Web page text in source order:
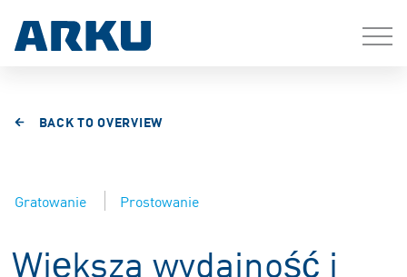
BACK TO OVERVIEW
Gratowanie Prostowanie
Większa wydajność i